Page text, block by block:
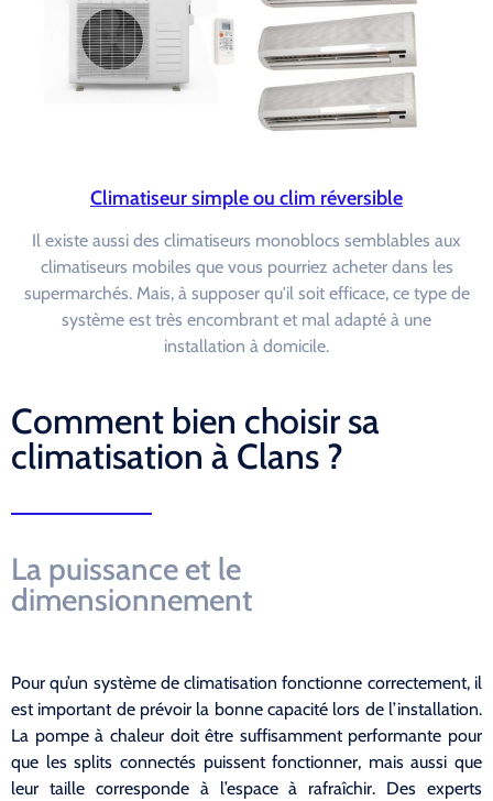
Climatiseur simple ou clim réversible
Il existe aussi des climatiseurs monoblocs semblables aux
climatiseurs mobiles que vous pourriez acheter dans les
supermarchés. Mais, à supposer qu'il soit efficace, ce type de
système est très encombrant et mal adapté à une
installation à domicile.
Comment bien choisir sa
climatisation à Clans ?
La puissance et le
dimensionnement
Pour qu’un système de climatisation fonctionne correctement, il
est important de prévoir la bonne capacité lors de l’installation.
La pompe à chaleur doit être suffisamment performante pour
que les splits connectés puissent fonctionner, mais aussi que
leur taille corresponde à l’espace à rafraîchir. Des experts